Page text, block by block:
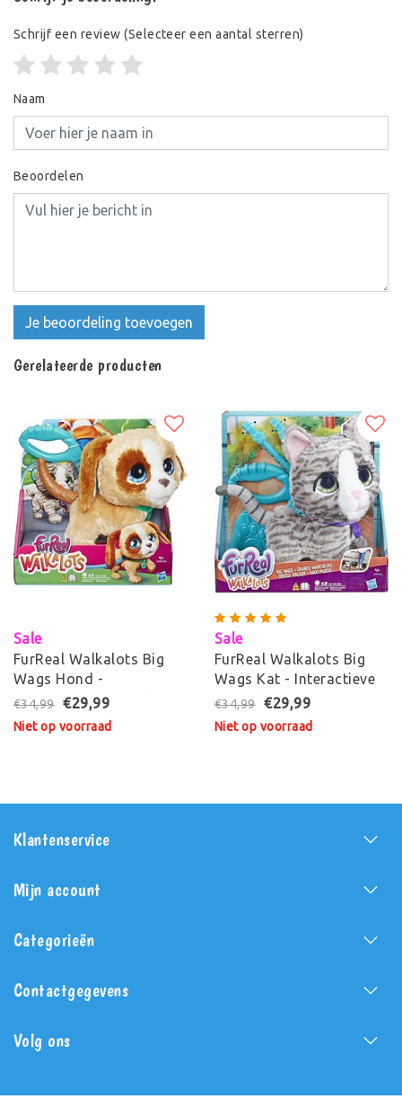
Schrijf een review (Selecteer een aantal sterren)
Naam
Beoordelen
Je beoordeling toevoegen
Gerelateerde producten
Sale
FurReal Walkalots Big
Wags Hond -
Interactieve Knuffel
€34,99 €29,99
Niet op voorraad
Sale
FurReal Walkalots Big
Wags Kat - Interactieve
Knuffel
€34,99 €29,99
Niet op voorraad
Klantenservice
Mijn account
Categorieën
Contactgegevens
Volg ons